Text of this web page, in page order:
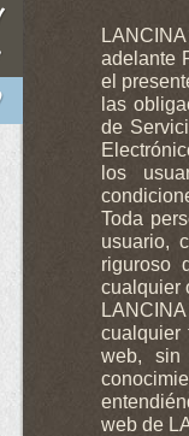
adelante
el
las
de
los
Toda
usuario,
riguroso
cualquier
cualquier
web, sin
web de